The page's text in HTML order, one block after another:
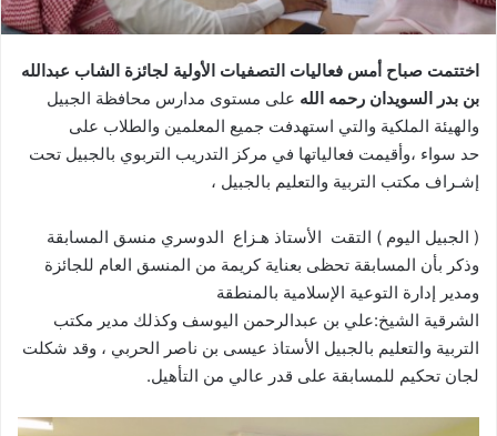
اختتمت صباح أمس فعاليات التصفيات الأولية لجائزة الشاب عبدالله
بن بدر السويدان رحمه الله على مستوى مدارس محافظة الجبيل
والهيئة الملكية والتي استهدفت جميع المعلمين والطلاب على
حد سواء ،وأقيمت فعالياتها في مركز التدريب التربوي بالجبيل تحت
إشـراف مكتب التربية والتعليم بالجبيل ،
( الجبيل اليوم ) التقت الأستاذ هـزاع الدوسري منسق المسابقة
وذكر بأن المسابقة تحظى بعناية كريمة من المنسق العام للجائزة
ومدير إدارة التوعية الإسلامية بالمنطقة
الشرقية الشيخ:علي بن عبدالرحمن اليوسف وكذلك مدير مكتب
التربية والتعليم بالجبيل الأستاذ عيسى بن ناصر الحربي ، وقد شكلت
لجان تحكيم للمسابقة على قدر عالي من التأهيل.